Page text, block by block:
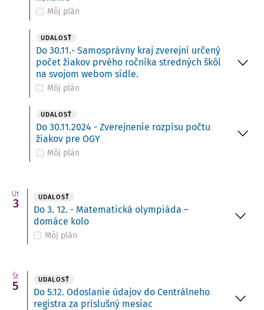
Môj plán
UDALOSŤ
Do 30.11.- Samosprávny kraj zverejní určený
počet žiakov prvého ročníka stredných škôl
na svojom webom sídle.
Môj plán
UDALOSŤ
Do 30.11.2024 - Zverejnenie rozpisu počtu
žiakov pre OGY
Môj plán
Ut
3 UDALOSŤ
Do 3. 12. - Matematická olympiáda –
domáce kolo
Môj plán
Št
5 UDALOSŤ
Do 5.12. Odoslanie údajov do Centrálneho
registra za príslušný mesiac